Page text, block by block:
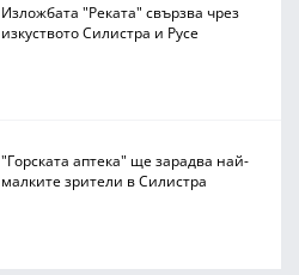
Изложбата "Реката" свързва чрез
изкуството Силистра и Русе
"Горската аптека" ще зарадва най-
малките зрители в Силистра